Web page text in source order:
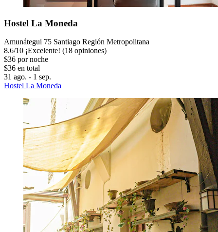
Hostel La Moneda
Amunátegui 75 Santiago Región Metropolitana
8.6/10 ¡Excelente! (18 opiniones)
$36 por noche
$36 en total
31 ago. - 1 sep.
Hostel La Moneda